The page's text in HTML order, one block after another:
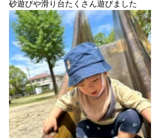
砂遊びや滑り台たくさん遊びました